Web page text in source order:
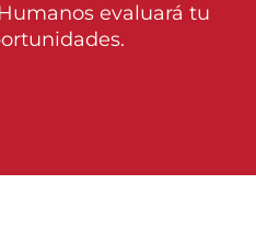
evaluará tu